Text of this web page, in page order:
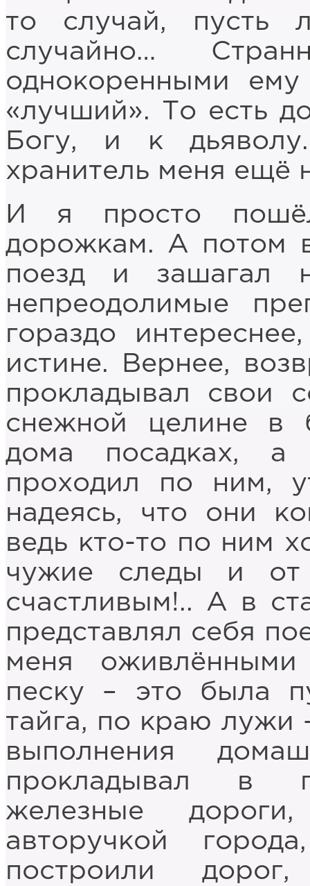
то случай, пусть
случайно…
однокоренными
«лучший». То есть
Богу, и к
хранитель меня ещё
И я просто
дорожкам. А потом
поезд и зашагал
непреодолимые
гораздо
истине. Вернее,
прокладывал свои
снежной целине в
дома посадках,
проходил по ним,
надеясь, что они
ведь кто-то по ним
чужие следы и от
счастливым!.. А в
представлял себя
меня
песку – это была
тайга, по краю лужи
выполнения
прокладывал в
железные
авторучкой
построили